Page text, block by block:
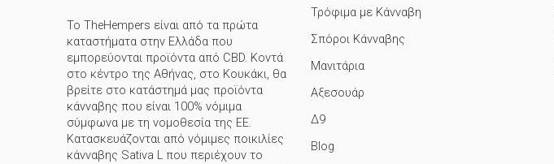
Το TheHempers είναι από τα πρώτα
καταστήματα στην Ελλάδα που
εμπορεύονται προϊόντα από CBD. Κοντά
στο κέντρο της Αθήνας, στο Κουκάκι, θα
βρείτε στο κατάστημά μας προϊόντα
κάνναβης που είναι 100% νόμιμα
σύμφωνα με τη νομοθεσία της ΕΕ.
Κατασκευάζονται από νόμιμες ποικιλίες
κάνναβης Sativa L που περιέχουν το
Τρόφιμα με Κάνναβη
Σπόροι Κάνναβης
Μανιτάρια
Αξεσουάρ
Δ9
Blog